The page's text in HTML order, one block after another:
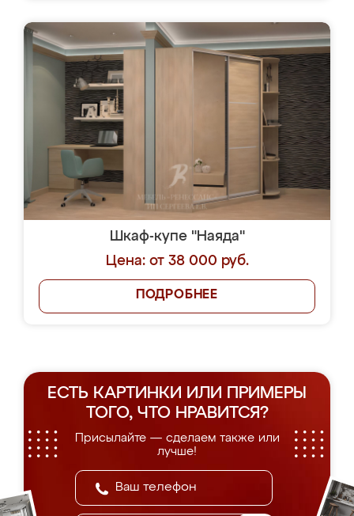
Шкаф-купе "Наяда"
Цена: от 38 000 руб.
ПОДРОБНЕЕ
ЕСТЬ КАРТИНКИ ИЛИ ПРИМЕРЫ
ТОГО, ЧТО НРАВИТСЯ?
Присылайте — сделаем также или
лучше!